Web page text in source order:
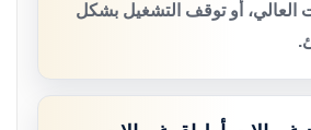
العالي، أو توقف التشغيل بشكل